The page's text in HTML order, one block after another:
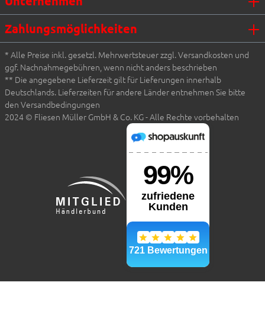
Zahlungsmöglichkeiten
* Alle Preise inkl. gesetzl. Mehrwertsteuer zzgl. Versandkosten und
ggf. Nachnahmegebühren, wenn nicht anders beschrieben
** Die angegebene Lieferzeit gilt für Lieferungen innerhalb
Deutschlands. Lieferzeiten für andere Länder entnehmen Sie bitte
den Versandbedingungen
2024 © Fliesen Müller GmbH & Co. KG - Alle Rechte vorbehalten